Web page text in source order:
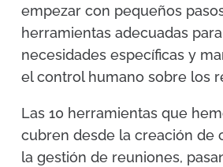
empezar con pequeños
herramientas adecuadas
necesidades específicas y
el control humano sobre los
Las 10 herramientas que
cubren desde la creación de
la gestión de reuniones,